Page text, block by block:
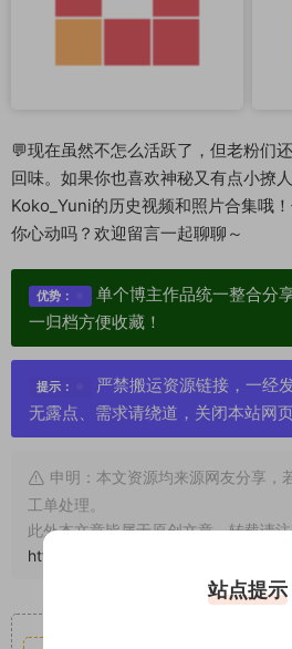
💬现在虽然不怎么活跃了，但老粉们
回味。如果你也喜欢神秘又有点小撩
Koko_Yuni的历史视频和照片合集哦
你心动吗？欢迎留言一起聊聊～
优势：
单个博主作品统一整合分
一归档方便收藏！
提示：
严禁搬运资源链接，一经
无露点、需求请绕道，关闭本站网页
申明：本文资源均来源网友分享，
工单处理。
此外本文章皆属于原创文章，转载请
https://www.vmiba.com/19071.html
站点提示